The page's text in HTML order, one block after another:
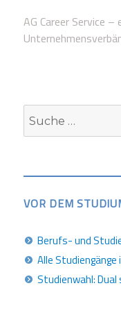
AG Career Service –
Suche
nach:
VOR DEM
Berufs- und
Alle Studiengänge
Studienwahl: